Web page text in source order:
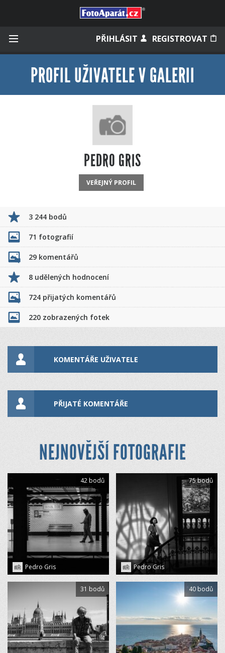
PŘIHLÁSIT REGISTROVAT
Zapomněli jste heslo?
Měli jste účet na starém webu?
PROFIL UŽIVATELE V GALERII
PEDRO GRIS
VEŘEJNÝ PROFIL
3 244 bodů
71 fotografií
29 komentářů
8 udělených hodnocení
724 přijatých komentářů
220 zobrazených fotek
KOMENTÁŘE UŽIVATELE
PŘIJATÉ KOMENTÁŘE
NEJNOVĚJŠÍ FOTOGRAFIE
Pedro Gris
42 bodů
Pedro Gris
75 bodů
31 bodů 40 bodů